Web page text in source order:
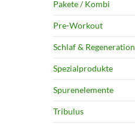
Pakete / Kombi
Pre-Workout
Schlaf & Regeneration
Spezialprodukte
Spurenelemente
Tribulus